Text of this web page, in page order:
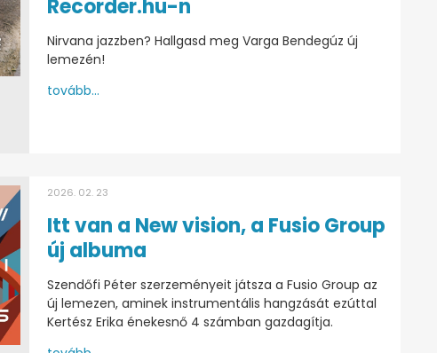
Recorder.hu-n
Nirvana jazzben? Hallgasd meg Varga Bendegúz új
lemezén!
tovább...
2026. 02. 23
Itt van a New vision, a Fusio Group
új albuma
Szendőfi Péter szerzeményeit játsza a Fusio Group az
új lemezen, aminek instrumentális hangzását ezúttal
Kertész Erika énekesnő 4 számban gazdagítja.